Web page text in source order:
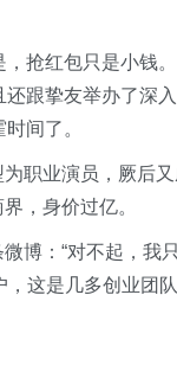
抢红包只是小钱
跟挚友举办了深
间了。
职业演员，厥后
，身价过亿。
博：“对不起，我
这是几多创业团